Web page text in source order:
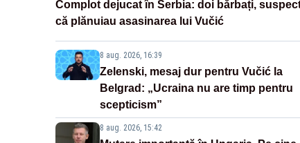
Complot dejucat în Serbia: doi bărbați,
că plănuiau asasinarea lui Vučić
8 aug. 2026, 16:39
Zelenski, mesaj dur pentru Vučić la
Belgrad: „Ucraina nu are timp pentru
scepticism”
8 aug. 2026, 15:42